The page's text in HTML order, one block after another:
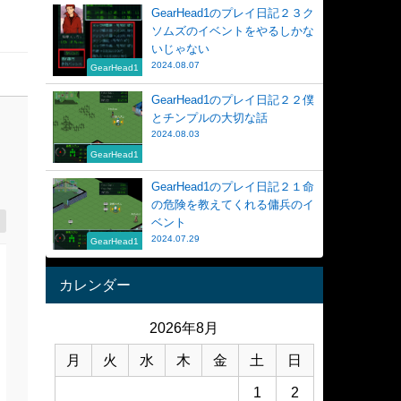
GearHead1
GearHead1のプレイ日記２３ク
ソムズのイベントをやるしかな
いじゃない
2024.08.07
GearHead1
GearHead1のプレイ日記２２僕
とチンプルの大切な話
2024.08.03
GearHead1
GearHead1のプレイ日記２１命
の危険を教えてくれる傭兵のイ
ベント
2024.07.29
カレンダー
2026年8月
月 火 水 木 金 土 日
1 2